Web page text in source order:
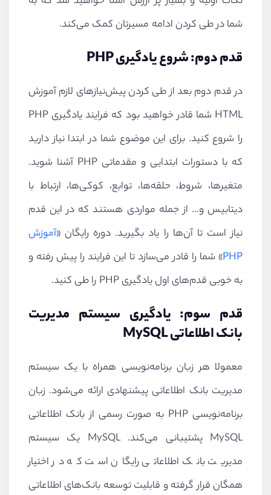
شما در طی کردن ادامه مسیرتان کمک می‌کند.
قدم دوم: شروع یادگیریPHP
در قدم دوم بعد از طی کردن پیش‌نیازهای لازم آموزش
HTML شما قادر خواهید بود که فرایند یادگیری PHP
را شروع کنید. برای این موضوع شما در ابتدا نیاز دارید
که با دستورات ابتدایی و مقدماتی PHP آشنا شوید.
متغیرها، شروط، حلقه‌ها، توابع، کوکی‌ها، ارتباط با
دیتابیس و... از جمله مواردی هستند که در این قدم
نیاز است تا آن‌ها را یاد بگیرید. دوره رایگان «آموزش
PHP» شما را قادر می‌سازد تا این فرایند را پیش رفته و
به خوبی قدم‌های اول یادگیریPHP را طی کنید.
قدم سوم: یادگیری سیستم مدیریت
بانک اطلاعاتیMySQL
معمولا هر زبان برنامه‌نویسی همراه با یک سیستم
مدیریت بانک اطلاعاتی پیشنهادی ارائه می‌شود. زبان
برنامه‌نویسی PHP به صورت رسمی از بانک اطلاعاتی
MySQL پشتیبانی می‌کند.MySQL یک سیستم
مدیریت بانک اطلاعاتی رایگان است که در اختیار
همگان قرار گرفته و قابلیت توسعه بانک‌های اطلاعاتی